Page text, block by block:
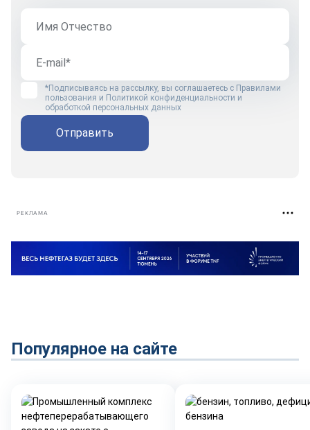
*Подписываясь на рассылку, вы соглашаетесь с Правилами
пользования и Политикой конфиденциальности и
обработкой персональных данных
Отправить
РЕКЛАМА
Популярное на сайте